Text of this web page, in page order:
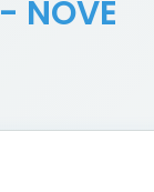
- NOVE